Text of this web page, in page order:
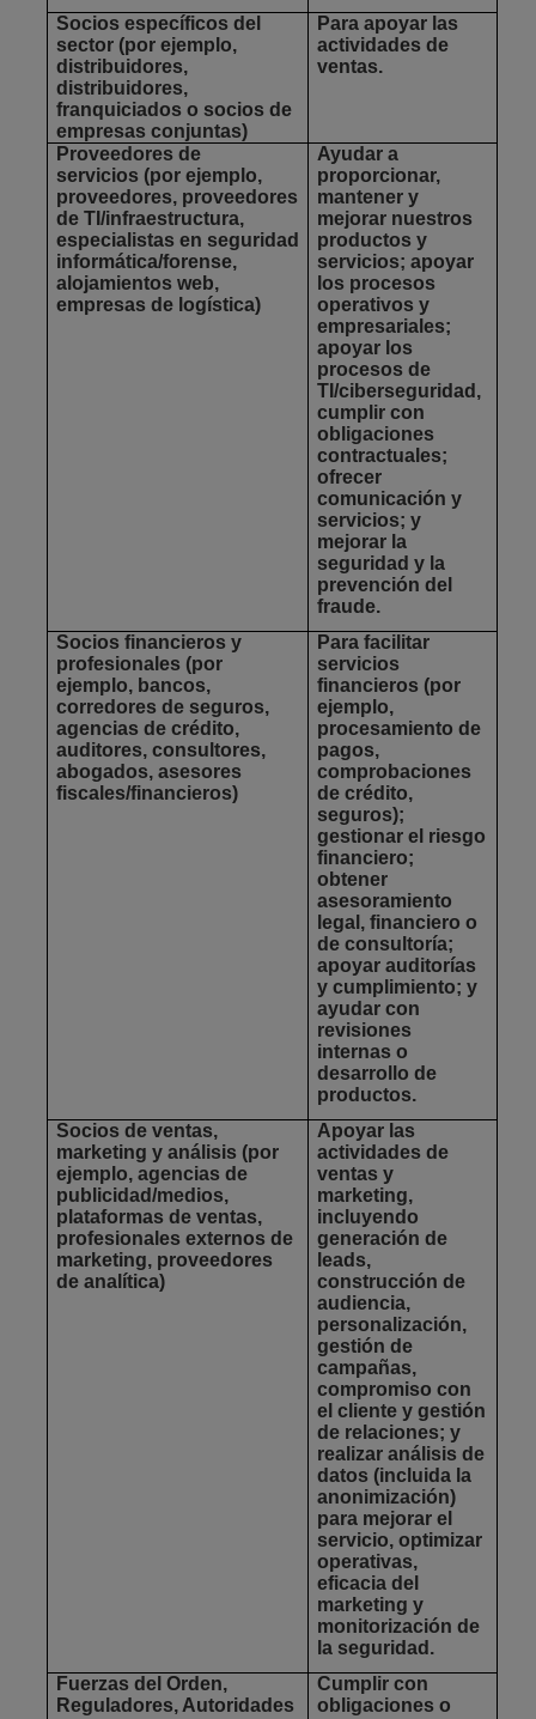
Socios específicos del
sector (por ejemplo,
distribuidores,
distribuidores,
franquiciados o socios de
empresas conjuntas)
Para apoyar las
actividades de
ventas.
Proveedores de
servicios (por ejemplo,
proveedores, proveedores
de TI/infraestructura,
especialistas en seguridad
informática/forense,
alojamientos web,
empresas de logística)
Ayudar a
proporcionar,
mantener y
mejorar nuestros
productos y
servicios; apoyar
los procesos
operativos y
empresariales;
apoyar los
procesos de
TI/ciberseguridad,
cumplir con
obligaciones
contractuales;
ofrecer
comunicación y
servicios; y
mejorar la
seguridad y la
prevención del
fraude.
Socios financieros y
profesionales (por
ejemplo, bancos,
corredores de seguros,
agencias de crédito,
auditores, consultores,
abogados, asesores
fiscales/financieros)
Para facilitar
servicios
financieros (por
ejemplo,
procesamiento de
pagos,
comprobaciones
de crédito,
seguros);
gestionar el riesgo
financiero;
obtener
asesoramiento
legal, financiero o
de consultoría;
apoyar auditorías
y cumplimiento; y
ayudar con
revisiones
internas o
desarrollo de
productos.
Socios de ventas,
marketing y análisis (por
ejemplo, agencias de
publicidad/medios,
plataformas de ventas,
profesionales externos de
marketing, proveedores
de analítica)
Apoyar las
actividades de
ventas y
marketing,
incluyendo
generación de
leads,
construcción de
audiencia,
personalización,
gestión de
campañas,
compromiso con
el cliente y gestión
de relaciones; y
realizar análisis de
datos (incluida la
anonimización)
para mejorar el
servicio, optimizar
operativas,
eficacia del
marketing y
monitorización de
la seguridad.
Fuerzas del Orden,
Reguladores, Autoridades
Cumplir con
obligaciones o